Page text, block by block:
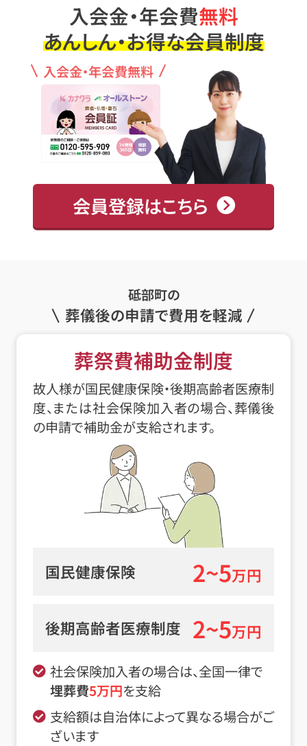
入会金・年会費無料
あんしん・お得な会員制度
入会金・年会費無料
会員登録はこちら
砥部町の
葬儀後の申請で費用を軽減
葬祭費補助金制度
故人様が国民健康保険・後期高齢者医療制
度、または社会保険加入者の場合、葬儀後
の申請で補助金が支給されます。
国民健康保険 2~5万円
後期高齢者医療制度 2~5万円
社会保険加入者の場合は、全国一律で
埋葬費5万円を支給
支給額は自治体によって異なる場合がご
ざいます